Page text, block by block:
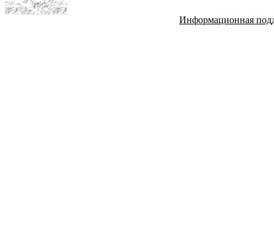
Информационная